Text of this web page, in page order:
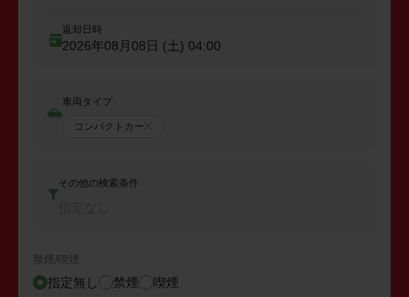
返却日時
2026年08月08日 (土) 04:00
車両タイプ
コンパクトカー
その他の検索条件
禁煙/喫煙
指定無し 禁煙 喫煙